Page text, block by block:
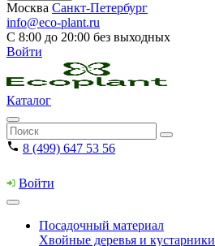
Москва Санкт-Петербург
info@eco-plant.ru
С 8:00 до 20:00 без выходных
Войти
Каталог
8 (499) 647 53 56
Войти
Посадочный материал
Хвойные деревья и кустарники